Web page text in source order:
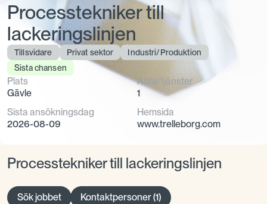
Processtekniker till
lackeringslinjen
Tillsvidare Privat sektor
Industri/Produktion
Sista chansen
Plats
Gävle
Antal tjänster
1
Sista ansökningsdag
2026-08-09
Hemsida
www.trelleborg.com
Processtekniker till lackeringslinjen
Sök jobbet Kontaktpersoner (1)